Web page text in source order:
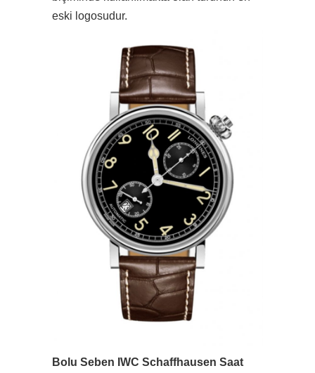
eski logosudur.
Bolu Seben IWC Schaffhausen Saat